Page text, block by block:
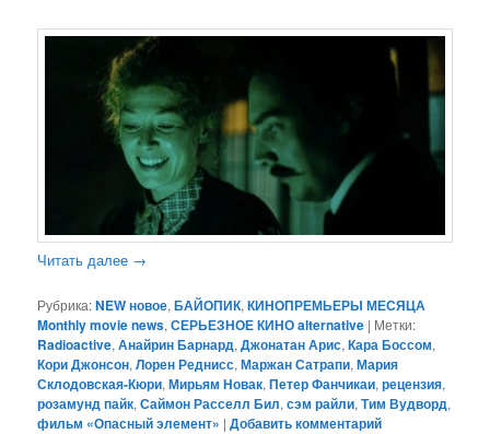
Читать далее →
Рубрика:NEW новое,БАЙОПИК,КИНОПРЕМЬЕРЫ МЕСЯЦА
Monthly movie news,СЕРЬЕЗНОЕ КИНО alternative | Метки:
Radioactive,Анайрин Барнард,Джонатан Арис,Кара Боссом,
Кори Джонсон,Лорен Реднисс,Маржан Сатрапи,Мария
Склодовская-Кюри,Мирьям Новак,Петер Фанчикаи,рецензия,
розамунд пайк,Саймон Расселл Бил,сэм райли,Тим Вудворд,
фильм «Опасный элемент» |Добавить комментарий